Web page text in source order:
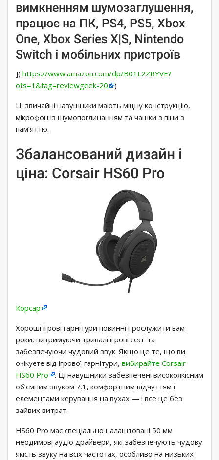
вимкненням шумозаглушення,
працює на ПК, PS4, PS5, Xbox
One, Xbox Series X|S, Nintendo
Switch і мобільних пристроїв
]( https://www.amazon.com/dp/B01L2ZRYVE?
ots=1&tag=reviewgeek-20
)
Ці звичайні навушники мають міцну конструкцію,
мікрофон із шумопоглинанням та чашки з піни з
пам’яттю.
Збалансований дизайн і
ціна: Corsair HS60 Pro
Корсар
Хороші ігрові гарнітури повинні прослужити вам
роки, витримуючи тривалі ігрові сесії та
забезпечуючи чудовий звук. Якщо це те, що ви
очікуєте від ігрової гарнітури, вибирайте Corsair
HS60 Pro
. Ці навушники забезпечені високоякісним
об’ємним звуком 7.1, комфортним відчуттям і
елементами керування на вухах — і все це без
зайвих витрат.
HS60 Pro має спеціально налаштовані 50 мм
неодимові аудіо драйвери, які забезпечують чудову
якість звуку на всіх частотах, особливо на низьких